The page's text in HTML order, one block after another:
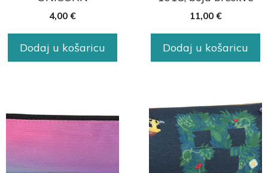
4,00 €
Dodaj u košaricu
11,00 €
Dodaj u košaricu